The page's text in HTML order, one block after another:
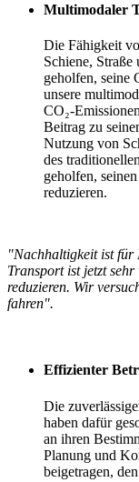
Multimodaler
Die Fähigkeit
Schiene,
geholfen, seine
unsere
CO₂-
Beitrag zu
Nutzung von
des
geholfen,
reduzieren.
"Nachhaltigkeit ist für
Transport ist jetzt
reduzieren. Wir
fahren".
Effizienter
Die
haben dafür
an ihren
Planung und
beigetragen,